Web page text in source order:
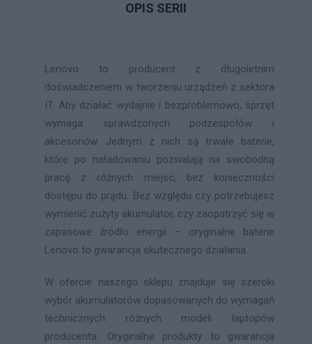
OPIS SERII
Lenovo to producent z długoletnim
doświadczeniem w tworzeniu urządzeń z sektora
IT. Aby działać wydajnie i bezproblemowo, sprzęt
wymaga sprawdzonych podzespołów i
akcesoriów. Jednym z nich są trwałe baterie,
które po naładowaniu pozwalają na swobodną
pracę z różnych miejsc, bez konieczności
dostępu do prądu. Bez względu czy potrzebujesz
wymienić zużyty akumulator, czy zaopatrzyć się w
zapasowe źródło energii – oryginalne baterie
Lenovo to gwarancja skutecznego działania.
W ofercie naszego sklepu znajduje się szeroki
wybór akumulatorów dopasowanych do wymagań
technicznych różnych modeli laptopów
producenta. Oryginalne produkty to gwarancja